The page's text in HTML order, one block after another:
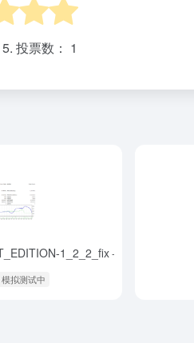
投票数： 1
1_2_2_fix-
拟测试中